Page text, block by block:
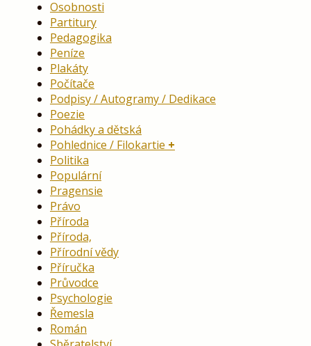
Osobnosti
Partitury
Pedagogika
Peníze
Plakáty
Počítače
Podpisy / Autogramy / Dedikace
Poezie
Pohádky a dětská
Pohlednice / Filokartie
Politika
Populární
Pragensie
Právo
Příroda
Příroda,
Přírodní vědy
Příručka
Průvodce
Psychologie
Řemesla
Román